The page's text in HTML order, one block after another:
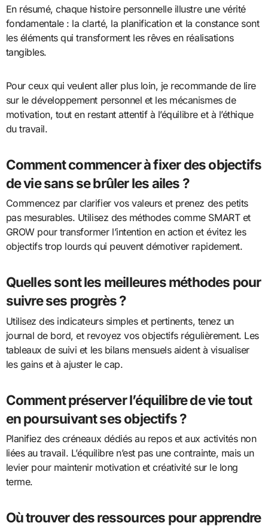
En résumé, chaque histoire personnelle illustre une vérité
fondamentale : la clarté, la planification et la constance sont
les éléments qui transforment les rêves en réalisations
tangibles.
Pour ceux qui veulent aller plus loin, je recommande de lire
sur le développement personnel et les mécanismes de
motivation, tout en restant attentif à l’équilibre et à l’éthique
du travail.
Comment commencer à fixer des objectifs
de vie sans se brûler les ailes ?
Commencez par clarifier vos valeurs et prenez des petits
pas mesurables. Utilisez des méthodes comme SMART et
GROW pour transformer l’intention en action et évitez les
objectifs trop lourds qui peuvent démotiver rapidement.
Quelles sont les meilleures méthodes pour
suivre ses progrès ?
Utilisez des indicateurs simples et pertinents, tenez un
journal de bord, et revoyez vos objectifs régulièrement. Les
tableaux de suivi et les bilans mensuels aident à visualiser
les gains et à ajuster le cap.
Comment préserver l’équilibre de vie tout
en poursuivant ses objectifs ?
Planifiez des créneaux dédiés au repos et aux activités non
liées au travail. L’équilibre n’est pas une contrainte, mais un
levier pour maintenir motivation et créativité sur le long
terme.
Où trouver des ressources pour apprendre